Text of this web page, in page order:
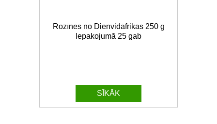
Rozīnes no Dienvidāfrikas 250 g
Iepakojumā 25 gab
SĪKĀK